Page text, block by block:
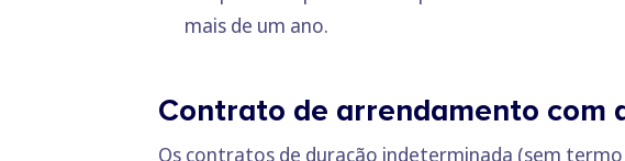
mais de um ano.
Contrato de arrendamento com
Os contratos de duração indeterminada (sem